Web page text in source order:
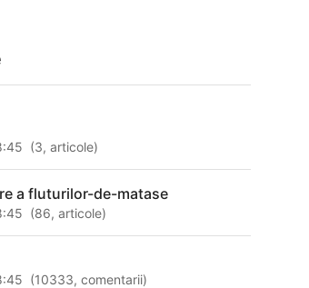
(3,articole)
a fluturilor-de-matase
(86,articole)
(10333,comentarii)